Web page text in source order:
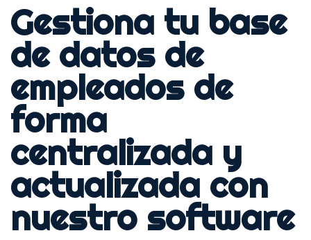
Gestiona tu base
de datos de
empleados de
forma
centralizada y
actualizada con
nuestro software